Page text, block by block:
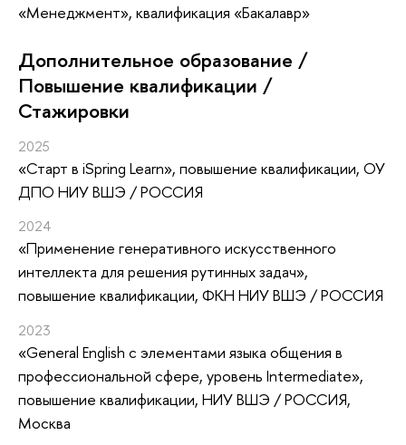
«Менеджмент», квалификация «Бакалавр»
Дополнительное образование /
Повышение квалификации /
Стажировки
2025
«Старт в iSpring Learn», повышение квалификации, ОУ
ДПО НИУ ВШЭ / РОССИЯ
2024
«Применение генеративного искусственного
интеллекта для решения рутинных задач»,
повышение квалификации, ФКН НИУ ВШЭ / РОССИЯ
2023
«General English с элементами языка общения в
профессиональной сфере, уровень Intermediate»,
повышение квалификации, НИУ ВШЭ / РОССИЯ,
Москва